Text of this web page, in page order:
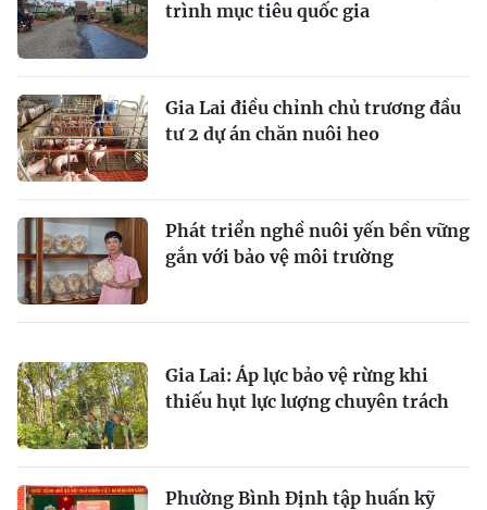
trình mục tiêu quốc gia
Gia Lai điều chỉnh chủ trương đầu
tư 2 dự án chăn nuôi heo
Phát triển nghề nuôi yến bền vững
gắn với bảo vệ môi trường
Gia Lai: Áp lực bảo vệ rừng khi
thiếu hụt lực lượng chuyên trách
Phường Bình Định tập huấn kỹ